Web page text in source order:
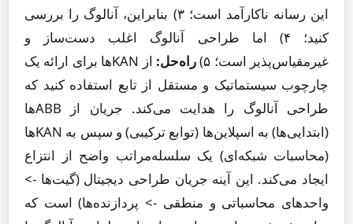
این رسانه ناکارآمد است؛ ۳) بنابراین، آنالوگ را بررسی
کنید؛ ۴) اما طراحی آنالوگ اغلب دست‌ساز و
غیرمقیاس‌پذیر است؛ ۵)
راه‌حل:
از KANها برای ارائه یک
چارچوب سیستماتیک و مستقل از تابع استفاده کنید که
طراحی آنالوگ را هدایت می‌کند. جریان از ABBها
(ابتدایی‌ها) به اسپلاین‌ها (توابع ترکیبی) و سپس به KANها
(محاسبات شبکه‌ای) یک سلسله‌مراتب واضح از انتزاع
ایجاد می‌کند. این آینه جریان طراحی دیجیتال (گیت‌ها ->
واحدهای محاسباتی و منطقی -> پردازنده‌ها) است که